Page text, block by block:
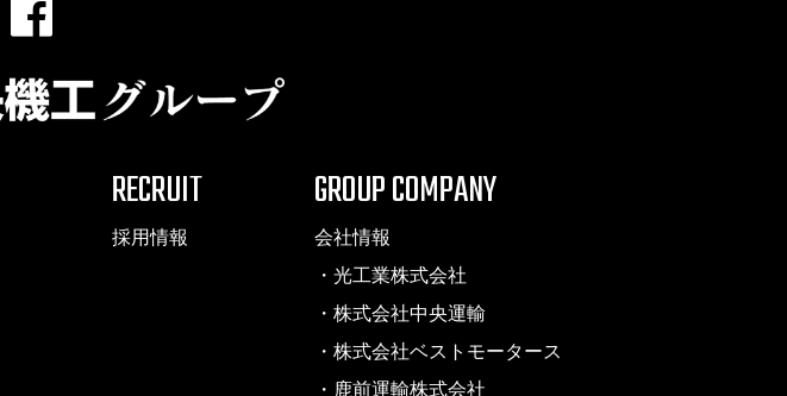
RECRUIT
採用情報
GROUP COMPANY
会社情報
・光工業株式会社
・株式会社中央運輸
・株式会社ベストモータース
・鹿前運輸株式会社